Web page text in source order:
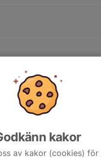
kakor
av kakor (cookies)